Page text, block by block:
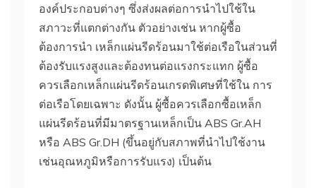
องค์ประกอบต่างๆ ซึ่งส่งผลต่อการนำไปใช้ใน
สภาวะที่แตกต่างกัน ตัวอย่างเช่น หากผู้ซื้อ
ต้องการนำ เหล็กแผ่นรีดร้อนมาใช้ต่อเรือในส่วนที่
ต้องรับแรงสูงและต้องทนต่อแรงกระแทก ผู้ซื้อ
ควรเลือกเหล็กแผ่นรีดร้อนเกรดพิเศษที่ใช้ใน การ
ต่อเรือโดยเฉพาะ ดังนั้น ผู้ซื้อควรเลือกซื้อเหล็ก
แผ่นรีดร้อนที่มีมาตรฐานเหล็กเป็น ABS Gr.AH
หรือ ABS Gr.DH (ขึ้นอยู่กับสภาพที่นำไปใช้งาน
เช่นอุณหภูมิหรือการรับแรง) เป็นต้น